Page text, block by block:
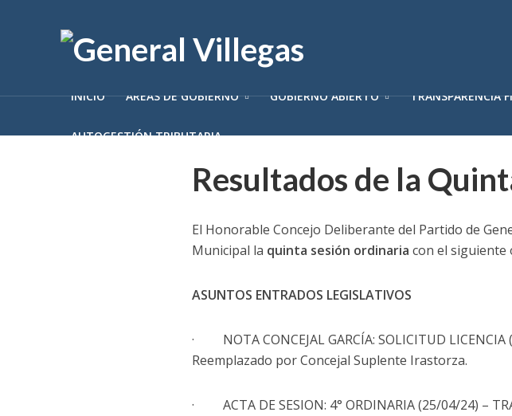
INICIO ÁREAS DE GOBIERNO GOBIERNO ABIERTO TRANSPARENCIA
AUTOGESTIÓN TRIBUTARIA
Resultados de la
El Honorable Concejo Deliberante del Partido de
Municipal la quinta sesión ordinaria con el siguiente
ASUNTOS ENTRADOS LEGISLATIVOS
· NOTA CONCEJAL GARCÍA: SOLICITUD
Reemplazado por Concejal Suplente Irastorza.
· ACTA DE SESION: 4° ORDINARIA (25/04/24) –